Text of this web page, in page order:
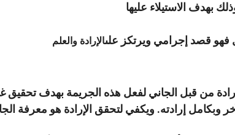
بهدف الاستيلاء عليها
قصد إجرامي ويرتكز علىالإرادة والعلم
من قبل الجاني لفعل هذه الجريمة بهدف تحقيق
وبكامل إرادته. ويكفي لتحقق الإرادة هو معرفة